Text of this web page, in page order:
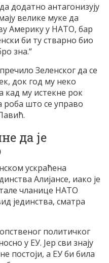
додатно антагонизују
велике муке да
Америку у НАТО, бар
би ту стварно био
зна.“
Зеленског да се
док год му неко
кад му истекне рок
роба што се управо
да је
ускраћена
Алијансе, иако је
чланице НАТО
јединства, сматра
политичког
у ЕУ. Јер сви знају
постоји, а ЕУ би била